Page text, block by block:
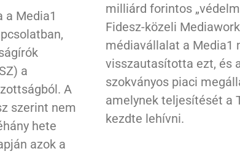
a Media1
a
A
szerint nem
hete
azok a
milliárd forintos
Fidesz-közeli
médiavállalat a Media1
visszautasította ezt, és
szokványos piaci
amelynek teljesítését a
kezdte lehívni.